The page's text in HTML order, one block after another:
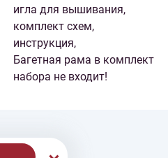
игла для вышивания,
комплект схем,
инструкция,
Багетная рама в комплект
набора не входит!